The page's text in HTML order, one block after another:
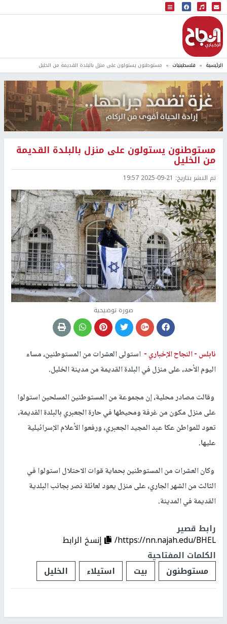
البث المباشر
إذاعة النجاح
الرئيسية فلسطينيات مستوطنون يستولون على منزل بالبلدة القديمة من الخليل
مستوطنون يستولون على منزل بالبلدة القديمة
من الخليل
تم النشر بتاريخ: 2025-09-21 19:57
صورة توضيحية
نابلس -النجاح الإخباري - استولى العشرات من المستوطنين، مساء
اليوم الأحد، على منزل في البلدة القديمة من مدينة الخليل.
وقالت مصادر محلية، إن مجموعة من المستوطنين المسلحين استولوا
على منزل مكون من غرفة ومحيطها في حارة الجعبري بالبلدة القديمة،
تعود للمواطن عكا عبد المجيد الجعبري، ورفعوا الأعلام الإسرائيلية
عليها.
وكان العشرات من المستوطنين بحماية قوات الاحتلال استولوا في
الثالث من الشهر الجاري، على منزل يعود لعائلة نصر بجانب البلدية
القديمة في المدينة.
رابط قصير
https://nn.najah.edu/BHEL/
إنسخ الرابط
الكلمات المفتاحية
مستوطنون
بيت استيلاء الخليل